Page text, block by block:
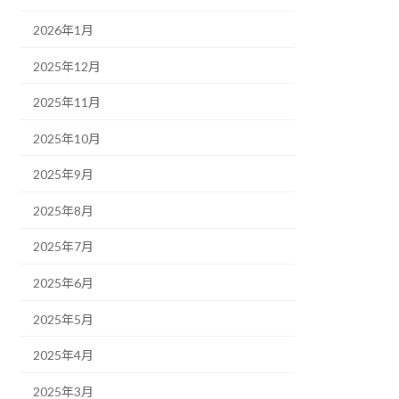
2026年1月
2025年12月
2025年11月
2025年10月
2025年9月
2025年8月
2025年7月
2025年6月
2025年5月
2025年4月
2025年3月